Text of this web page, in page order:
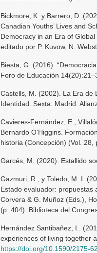
Bickmore, K. y Barrero, D.
Canadian Youths’ Lives and
Democracy in an Era of
editado por P. Kuvow, N.
Biesta, G. (2016).
Foro de Educación
Castells, M. (2002). La Era de
Identidad. Sexta. Madrid:
Cavieres-Fernández, E.,
Bernardo O’Higgins.
historia (Concepción) (Vol. 28,
Garcés, M. (2020). Estallido
Gazmuri, R., y Toledo, M. I.
Estado evaluador: propuestas
Corvera & G. Muñoz (Eds.),
(p. 404). Biblioteca del
Hernández Santibañez, I..
experiences of living together
https://doi.org/10.1590/2175-